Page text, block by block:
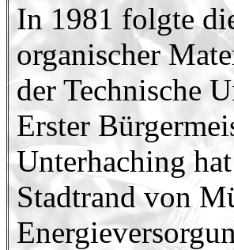
In 1981 folgte
organischer
der Technische
Erster
Unterhaching
Stadtrand von